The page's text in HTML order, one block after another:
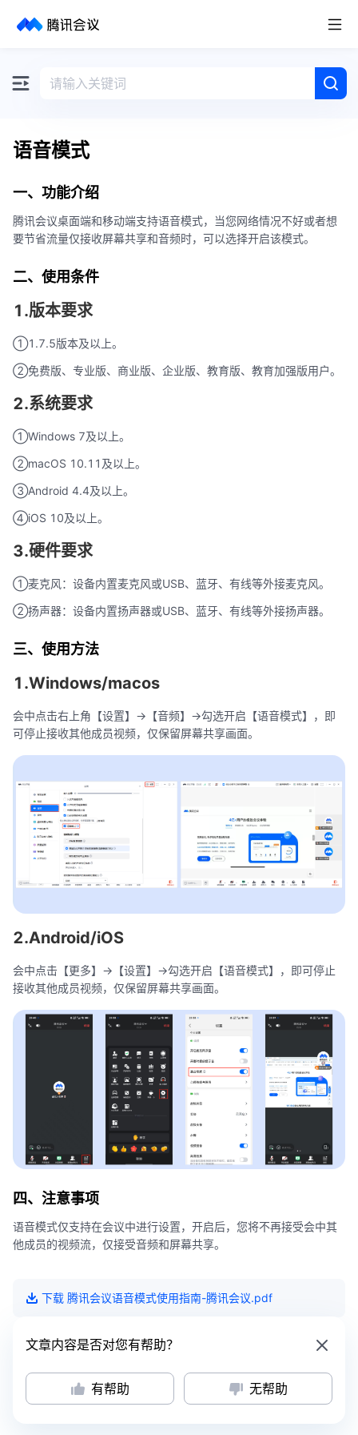
取消
语音模式
一、功能介绍
腾讯会议桌面端和移动端支持语音模式，当您网络情况不好或者想
要节省流量仅接收屏幕共享和音频时，可以选择开启该模式。
二、使用条件
1.版本要求
①1.7.5版本及以上。
②免费版、专业版、商业版、企业版、教育版、教育加强版用户。
2.系统要求
①Windows 7及以上。
②macOS 10.11及以上。
③Android 4.4及以上。
④iOS 10及以上。
3.硬件要求
①麦克风：设备内置麦克风或USB、蓝牙、有线等外接麦克风。
②扬声器：设备内置扬声器或USB、蓝牙、有线等外接扬声器。
三、使用方法
1.Windows/macos
会中点击右上角【设置】->【音频】->勾选开启【语音模式】，即
可停止接收其他成员视频，仅保留屏幕共享画面。
2.Android/iOS
会中点击【更多】->【设置】->勾选开启【语音模式】，即可停止
接收其他成员视频，仅保留屏幕共享画面。
四、注意事项
语音模式仅支持在会议中进行设置，开启后，您将不再接受会中其
他成员的视频流，仅接受音频和屏幕共享。
下载 腾讯会议语音模式使用指南-腾讯会议.pdf
文章内容是否对您有帮助？
有帮助 无帮助